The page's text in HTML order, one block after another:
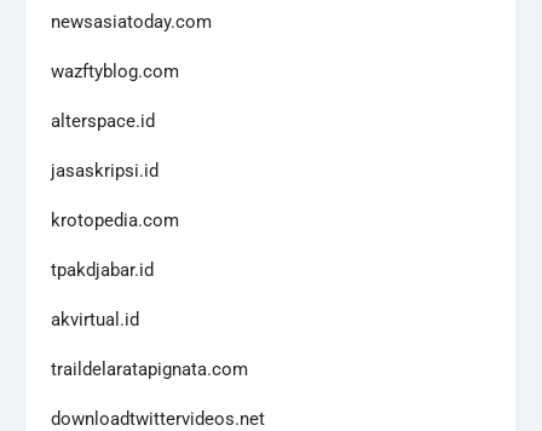
newsasiatoday.com
wazftyblog.com
alterspace.id
jasaskripsi.id
krotopedia.com
tpakdjabar.id
akvirtual.id
traildelaratapignata.com
downloadtwittervideos.net